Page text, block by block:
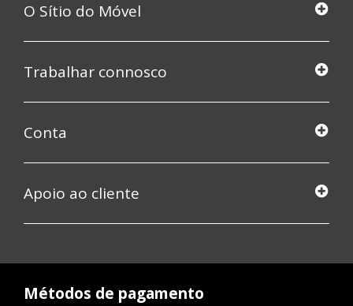
O Sítio do Móvel
Trabalhar connosco
Conta
Apoio ao cliente
Métodos de pagamento